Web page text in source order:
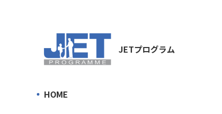
JETプログラム
HOME